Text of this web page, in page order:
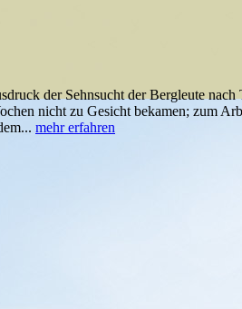
der Sehnsucht der Bergleute nach
nicht zu Gesicht bekamen; zum
mehr erfahren